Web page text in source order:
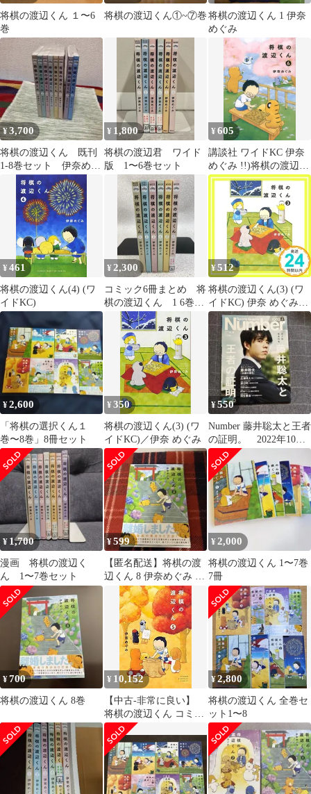
将棋の渡辺くん １〜6
巻
将棋の渡辺くん①~⑦巻 将棋の渡辺くん 1 伊奈
めぐみ
¥3,700
将棋の渡辺くん 既刊
1-8巻セット 伊奈めぐ
¥ 1,800
将棋の渡辺君 ワイド
版 1〜6巻セット
¥605
講談社 ワイドKC 伊奈
めぐみ !!)将棋の渡辺く
ん 6
¥461
将棋の渡辺くん(4) (ワ
イドKC)
¥ 2,300
コミック6冊まとめ 将
棋の渡辺くん 1 6巻
伊奈めぐみ 講談社
¥512
将棋の渡辺くん(3) (ワ
イドKC) 伊奈 めぐみ
_04
¥2,600
「将棋の選択くん１
巻〜8巻」8冊セット
¥350
将棋の渡辺くん(3) (ワ
イドKC)／伊奈 めぐみ
¥550
Number 藤井聡太と王者
の証明。 2022年10月
20日号
¥ 1,700
漫画 将棋の渡辺く
ん 1〜7巻セット
¥599
【匿名配送】将棋の渡
辺くん 8 伊奈めぐみ 講
談社
¥2,000
将棋の渡辺くん 1〜7巻
7冊
¥700
将棋の渡辺くん 8巻
¥ 10,152
【中古-非常に良い】
将棋の渡辺くん コミッ
ク 1-5巻セット
¥2,800
将棋の渡辺くん 全巻セ
ット1〜8